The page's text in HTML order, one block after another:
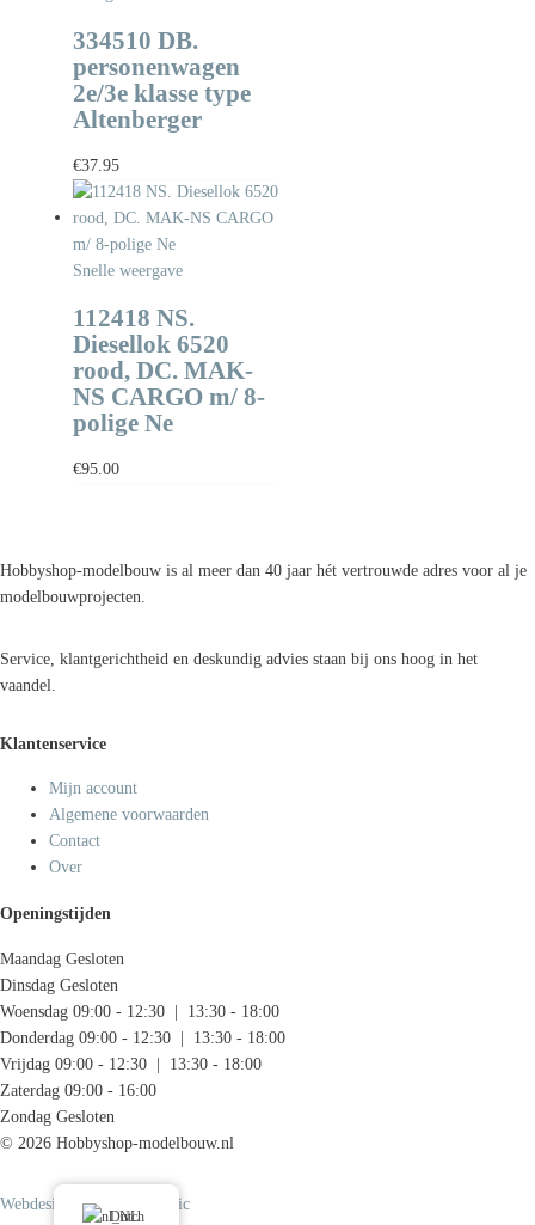
334510 DB.
personenwagen
2e/3e klasse type
Altenberger
€37.95
Snelle weergave
112418 NS.
Diesellok 6520
rood, DC. MAK-
NS CARGO m/ 8-
polige Ne
€95.00
Hobbyshop-modelbouw is al meer dan 40 jaar hét vertrouwde adres voor al je
modelbouwprojecten.
Service, klantgerichtheid en deskundig advies staan bij ons hoog in het
vaandel.
Klantenservice
Mijn account
Algemene voorwaarden
Contact
Over
Openingstijden
Maandag Gesloten
Dinsdag Gesloten
Woensdag 09:00 - 12:30 | 13:30 - 18:00
Donderdag 09:00 - 12:30 | 13:30 - 18:00
Vrijdag 09:00 - 12:30 | 13:30 - 18:00
Zaterdag 09:00 - 16:00
Zondag Gesloten
© 2026 Hobbyshop-modelbouw.nl
Webdesign door Systemedic
Dutch